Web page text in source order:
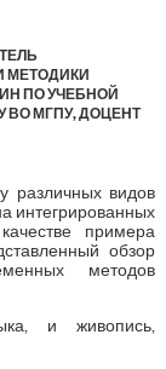
МЕТОДИКИ
ПО УЧЕБНОЙ
ВО МГПУ, ДОЦЕНТ
различных видов
интегрированных
примера
обзор
методов
и живопись,